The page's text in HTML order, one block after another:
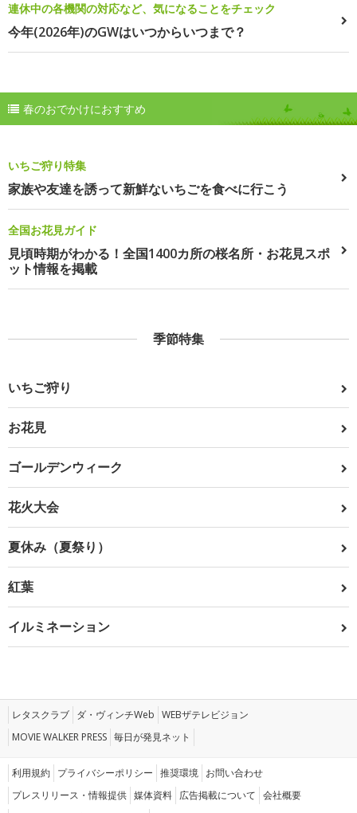
連休中の各機関の対応など、気になることをチェック
今年(2026年)のGWはいつからいつまで？
春のおでかけにおすすめ
いちご狩り特集
家族や友達を誘って新鮮ないちごを食べに行こう
全国お花見ガイド
見頃時期がわかる！全国1400カ所の桜名所・お花見スポ
ット情報を掲載
季節特集
いちご狩り
お花見
ゴールデンウィーク
花火大会
夏休み（夏祭り）
紅葉
イルミネーション
レタスクラブ ダ・ヴィンチWeb WEBザテレビジョン
MOVIE WALKER PRESS 毎日が発見ネット
利用規約 プライバシーポリシー 推奨環境 お問い合わせ
プレスリリース・情報提供 媒体資料 広告掲載について 会社概要